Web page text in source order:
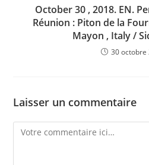
October 30 , 2018. EN.
Réunion : Piton de la
Mayon , Italy /
30 octobre
Laisser un commentaire
Comment